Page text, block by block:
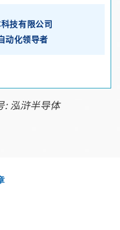
技有限公司
动化领导者
: 泓浒半导体